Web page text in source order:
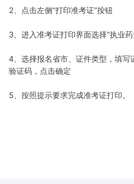
2、点击左侧“打印准考证”按钮
3、进入准考证打印界面选择“执业
4、选择报名省市、证件类型，填写
验证码，点击确定
5、按照提示要求完成准考证打印。